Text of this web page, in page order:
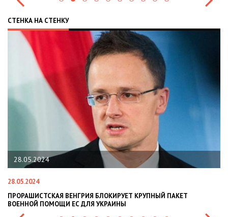
СТЕНКА НА СТЕНКУ
28.05.2024
28.05.2024
ПРОРАШИСТСКАЯ ВЕНГРИЯ БЛОКИРУЕТ КРУПНЫЙ ПАКЕТ
ВОЕННОЙ ПОМОЩИ ЕС ДЛЯ УКРАИНЫ